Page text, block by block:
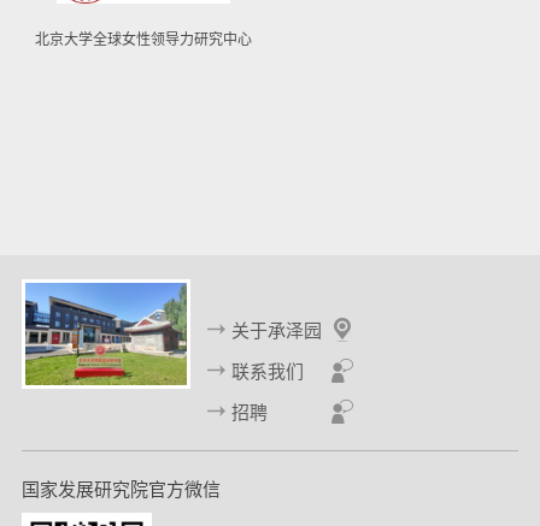
北京大学全球女性领导力研究中心
关于承泽园
联系我们
招聘
国家发展研究院官方微信